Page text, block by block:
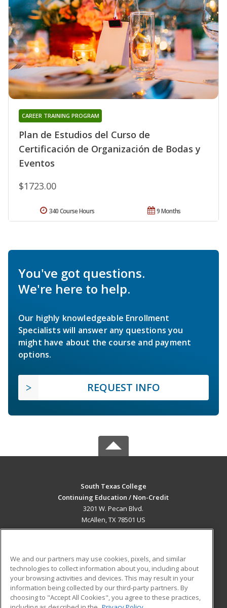
Plan de Estudios del Curso de
Certificación de Organización de Bodas y
Eventos
CAREER TRAINING PROGRAM
$1723.00
9 Months
340 Course Hours
You've got questions.
We're here to help.
Our highly knowledgeable Enrollment
Specialists will answer any questions you
might have about the course and payment
options.
REQUEST INFO
South Texas College
Continuing Education / Non-Credit
3201 W. Pecan Blvd.
McAllen, TX 78501 US
ADDITIONAL RESOURCES
Military
Financial Assistance
Student Blog
We and our partners may use cookies, pixels, and similar
technologies to collect information about you, including about
your browsing activities and devices. This may result in your
information being collected by our third-party partners. By
choosing to "Accept All Cookies", you agree to these practices,